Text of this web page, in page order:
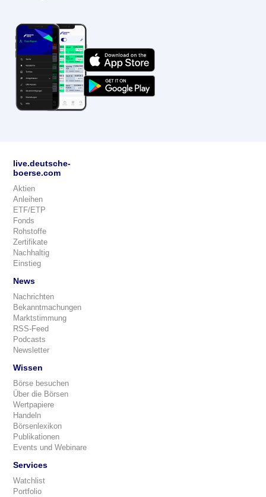
live.deutsche-
boerse.com
Aktien
Anleihen
ETF/ETP
Fonds
Rohstoffe
Zertifikate
Nachhaltig
Einstieg
News
Nachrichten
Bekanntmachungen
Marktstimmung
RSS-Feed
Podcasts
Newsletter
Wissen
Börse besuchen
Über die Börsen
Wertpapiere
Handeln
Börsenlexikon
Publikationen
Events und Webinare
Services
Watchlist
Portfolio